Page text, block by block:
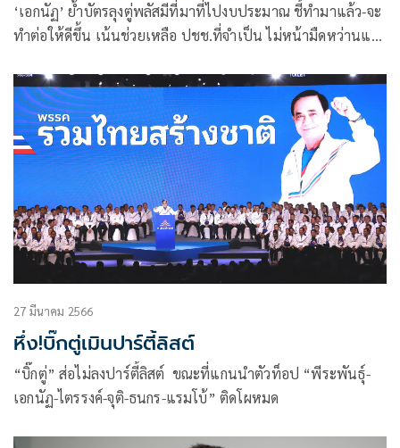
‘เอกนัฏ’ ย้ำบัตรลุงตู่พลัสมีที่มาที่ไปงบประมาณ ชี้ทำมาแล้ว-จะ
ทำต่อให้ดีขึ้น เน้นช่วยเหลือ ปชช.ที่จำเป็น ไม่หน้ามืดหว่านแห
นำประเทศเข้าภาวะฟองสบู่แตกอีก
27 มีนาคม 2566
หึ่ง!บิ๊กตู่เมินปาร์ตี้ลิสต์
“บิ๊กตู่” ส่อไม่ลงปาร์ตี้ลิสต์ ขณะที่แกนนำตัวท็อป “พีระพันธุ์-
เอกนัฏ-ไตรรงค์-จุติ-ธนกร-แรมโบ้” ติดโผหมด